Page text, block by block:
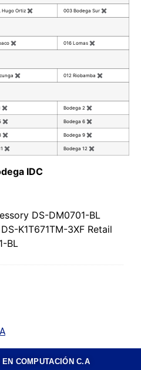
Hugo Ortiz ✖ 003 Bodega Sur ✖
✖ 016 Lomas ✖
✖ 012 Riobamba ✖
✖ Bodega 2 ✖
✖ Bodega 6 ✖
✖ Bodega 9 ✖
✖ Bodega 12 ✖
IDC
DS-DM0701-BL
K1T671TM-3XF Retail
BL
COMPUTACIÓN C.A